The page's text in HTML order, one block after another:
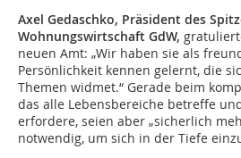
Axel Gedaschko, Präsident des
Wohnungswirtschaft GdW,
neuen Amt: „Wir haben sie als
Persönlichkeit kennen gelernt, die
Themen widmet.“ Gerade beim
das alle Lebensbereiche betreffe
erfordere, seien aber „sicherlich
notwendig, um sich in der Tiefe